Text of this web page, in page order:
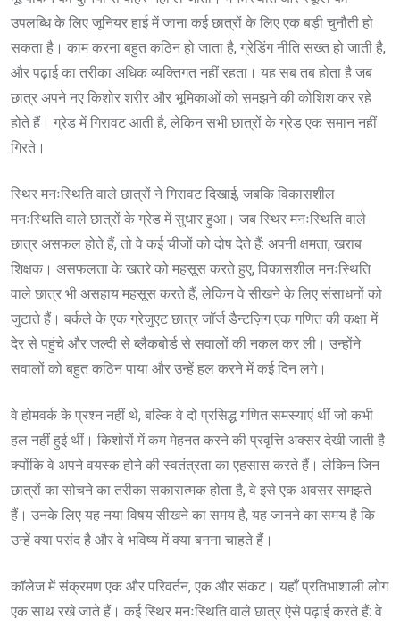
उपलब्धि के लिए जूनियर हाई में जाना कई छात्रों के लिए एक बड़ी चुनौती हो
सकता है। काम करना बहुत कठिन हो जाता है, ग्रेडिंग नीति सख्त हो जाती है,
और पढ़ाई का तरीका अधिक व्यक्तिगत नहीं रहता। यह सब तब होता है जब
छात्र अपने नए किशोर शरीर और भूमिकाओं को समझने की कोशिश कर रहे
होते हैं। ग्रेड में गिरावट आती है, लेकिन सभी छात्रों के ग्रेड एक समान नहीं
गिरते।
स्थिर मनःस्थिति वाले छात्रों ने गिरावट दिखाई, जबकि विकासशील
मनःस्थिति वाले छात्रों के ग्रेड में सुधार हुआ। जब स्थिर मनःस्थिति वाले
छात्र असफल होते हैं, तो वे कई चीजों को दोष देते हैं: अपनी क्षमता, खराब
शिक्षक। असफलता के खतरे को महसूस करते हुए, विकासशील मनःस्थिति
वाले छात्र भी असहाय महसूस करते हैं, लेकिन वे सीखने के लिए संसाधनों को
जुटाते हैं। बर्कले के एक ग्रेजुएट छात्र जॉर्ज डैन्टज़िग एक गणित की कक्षा में
देर से पहुंचे और जल्दी से ब्लैकबोर्ड से सवालों की नकल कर ली। उन्होंने
सवालों को बहुत कठिन पाया और उन्हें हल करने में कई दिन लगे।
वे होमवर्क के प्रश्न नहीं थे, बल्कि वे दो प्रसिद्ध गणित समस्याएं थीं जो कभी
हल नहीं हुई थीं। किशोरों में कम मेहनत करने की प्रवृत्ति अक्सर देखी जाती है
क्योंकि वे अपने वयस्क होने की स्वतंत्रता का एहसास करते हैं। लेकिन जिन
छात्रों का सोचने का तरीका सकारात्मक होता है, वे इसे एक अवसर समझते
हैं। उनके लिए यह नया विषय सीखने का समय है, यह जानने का समय है कि
उन्हें क्या पसंद है और वे भविष्य में क्या बनना चाहते हैं।
कॉलेज में संक्रमण एक और परिवर्तन, एक और संकट। यहाँ प्रतिभाशाली लोग
एक साथ रखे जाते हैं। कई स्थिर मनःस्थिति वाले छात्र ऐसे पढ़ाई करते हैं: वे